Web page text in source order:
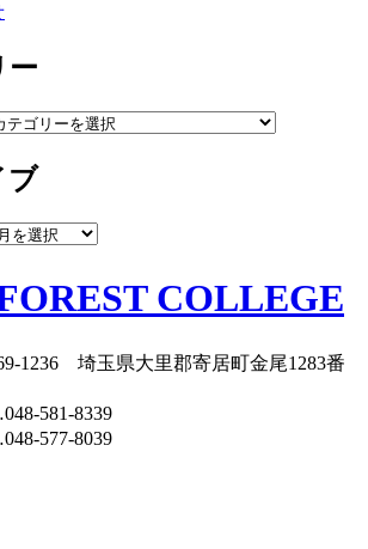
ー
ブ
COLLEGE
1236 埼玉県大里郡寄居町金尾1283番
048-581-8339
577-8039